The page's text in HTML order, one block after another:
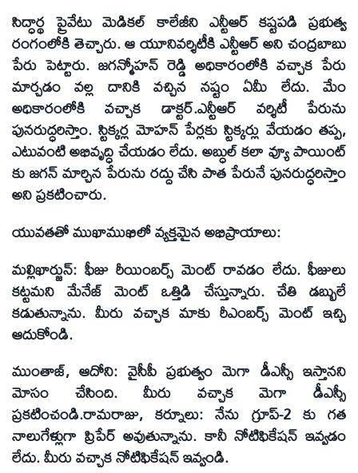
సిద్ధార్థ ప్రైవేటు మెడికల్ కాలేజీని ఎన్టీఆర్ కష్టపడి ప్రభుత్వ
రంగంలోకి తెచ్చారు. ఆ యూనివర్శిటీకి ఎన్టీఆర్ అని చంద్రబాబు
పేరు పెట్టారు. జగన్మోహన్ రెడ్డి అధికారంలోకి వచ్చాక పేరు
మార్చడం వల్ల దానికి వచ్చిన నష్టం ఏమీ లేదు. మేం
అధికారంలోకి వచ్చాక డాక్టర్.ఎన్టీఆర్ వర్శిటీ పేరును
పునరుద్ధరిస్తాం. స్టిక్కర్ల మోహన్ పేర్లకు స్టిక్కర్లు వేయడం తప్ప,
ఎటువంటి అభివృద్ధి చేయడం లేదు. అబ్ధుల్ కలా వ్యూ పాయింట్
కు జగన్ మార్చిన పేరును రద్దు చేసి పాత పేరునే పునరుద్ధరిస్తాం
అని ప్రకటించారు.
యువతతో ముఖాముఖిలో వ్యక్తమైన అభిప్రాయాలు:
మల్లిఖార్జున్: ఫీజు రీయింబర్స్ మెంట్ రావడం లేదు. ఫీజులు
కట్టమని మేనేజ్ మెంట్ ఒత్తిడి చేస్తున్నారు. చేతి డబ్బులే
కడుతున్నాను. మీరు వచ్చాక మాకు రీఎంబర్స్ మెంట్ ఇచ్చి
ఆదుకోండి.
ముంతాజ్, ఆదోని: వైసీపీ ప్రభుత్వం మెగా డీఎస్సీ ఇస్తానని
మోసం చేసింది. మీరు వచ్చాక మెగా డీఎస్సీ
ప్రకటించండి.రామరాజు, కర్నూలు: నేను గ్రూప్-2 కు గత
నాలుగేళ్లుగా ప్రిపేర్ అవుతున్నాను. కానీ నోటిఫికేషన్ ఇవ్వడం
లేదు. మీరు వచ్చాక నోటిఫికేషన్ ఇవ్వండి.